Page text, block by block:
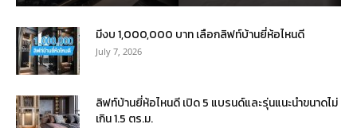
มีงบ 1,000,000 บาท เลือกลิฟท์บ้านยี่ห้อไหนดี
July 7, 2026
ลิฟท์บ้านยี่ห้อไหนดี เปิด 5 แบรนด์และรุ่นแนะนำขนาดไม่
เกิน 1.5 ตร.ม.